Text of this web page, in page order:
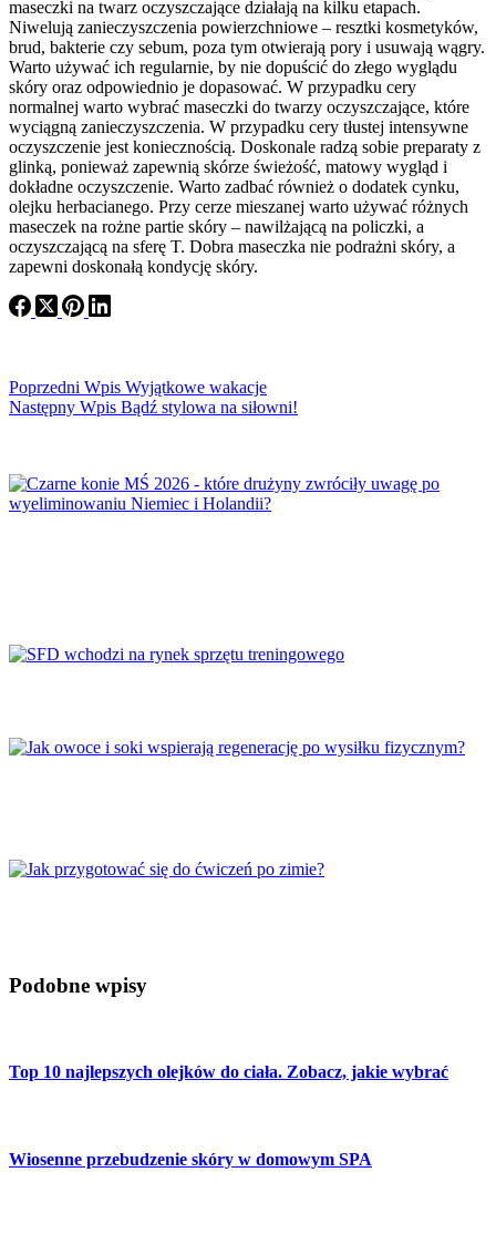
maseczki na twarz oczyszczające działają na kilku etapach.
Niwelują zanieczyszczenia powierzchniowe – resztki kosmetyków,
brud, bakterie czy sebum, poza tym otwierają pory i usuwają wągry.
Warto używać ich regularnie, by nie dopuścić do złego wyglądu
skóry oraz odpowiednio je dopasować. W przypadku cery
normalnej warto wybrać maseczki do twarzy oczyszczające, które
wyciągną zanieczyszczenia. W przypadku cery tłustej intensywne
oczyszczenie jest koniecznością. Doskonale radzą sobie preparaty z
glinką, ponieważ zapewnią skórze świeżość, matowy wygląd i
dokładne oczyszczenie. Warto zadbać również o dodatek cynku,
olejku herbacianego. Przy cerze mieszanej warto używać różnych
maseczek na rożne partie skóry – nawilżającą na policzki, a
oczyszczającą na sferę T. Dobra maseczka nie podrażni skóry, a
zapewni doskonałą kondycję skóry.
Poprzedni Wpis Wyjątkowe wakacje
Następny Wpis Bądź stylowa na siłowni!
Podobne wpisy
Top 10 najlepszych olejków do ciała. Zobacz, jakie wybrać
Wiosenne przebudzenie skóry w domowym SPA